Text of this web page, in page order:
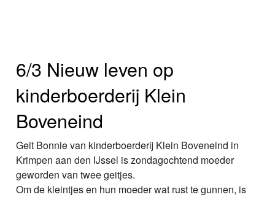
6/3 Nieuw leven op
kinderboerderij Klein
Boveneind
Geit Bonnie van kinderboerderij Klein Boveneind in
Krimpen aan den IJssel is zondagochtend moeder
geworden van twee geitjes.
Om de kleintjes en hun moeder wat rust te gunnen, is